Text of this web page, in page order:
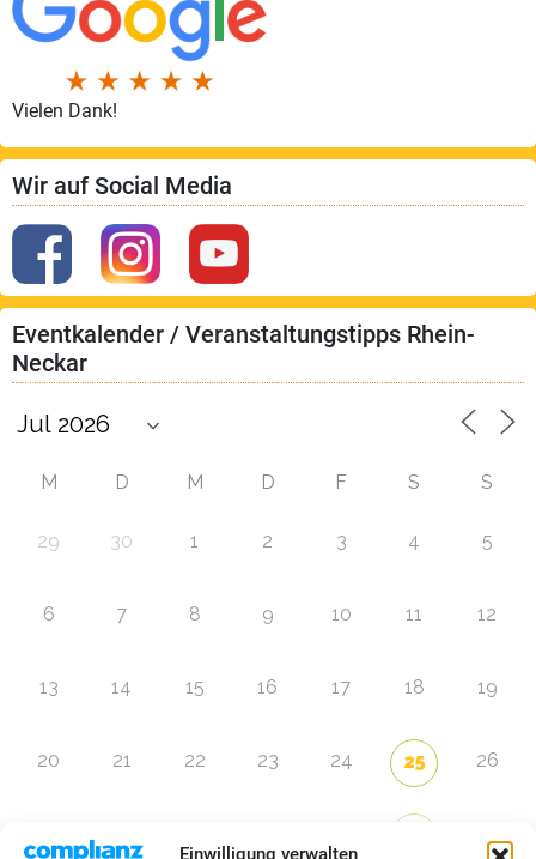
Einwilligung verwalten
Vielen Dank!
Wir auf Social Media
Eventkalender / Veranstaltungstipps Rhein-
Neckar
M D M D F S S
29 30 1 2 3 4 5
6 7 8 9 10 11 12
13 14 15 16 17 18 19
20 21 22 23 24 25 26